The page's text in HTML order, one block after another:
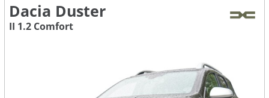
Dacia Duster
II 1.2 Comfort